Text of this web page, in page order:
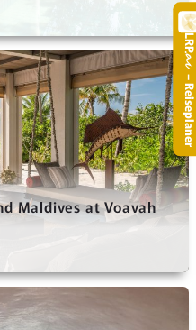
–
Maldives at Voavah